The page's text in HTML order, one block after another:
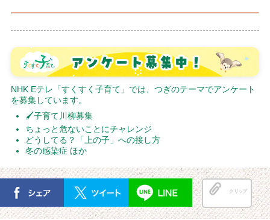
NHK Eテレ「すくすく子育て」では、つぎのテーマでアンケート
を募集しています。
🖌子育て川柳募集
ちょっと危ないことにチャレンジ
どうしてる？「上の子」への接し方
冬の感染症 ほか
クリップ